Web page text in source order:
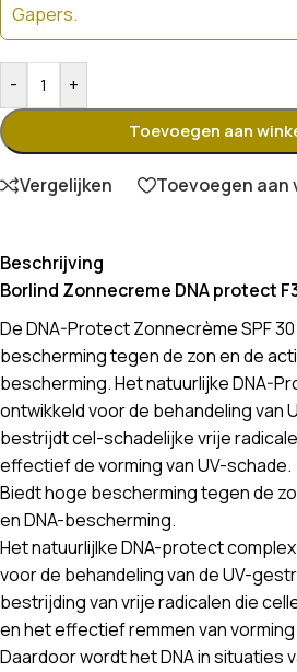
Gapers.
- +
Toevoegen aan
Vergelijken Toevoegen aan
Beschrijving
Borlind Zonnecreme DNA protect
De DNA-Protect Zonnecrème SPF
bescherming tegen de zon en de
bescherming. Het natuurlijke DNA-
ontwikkeld voor de behandeling van
bestrijdt cel-schadelijke vrije
effectief de vorming van UV-schade.
Biedt hoge bescherming tegen de
en DNA-bescherming.
Het natuurlijlke DNA-protect
voor de behandeling van de UV-
bestrijding van vrije radicalen die
en het effectief remmen van
Daardoor wordt het DNA in situaties